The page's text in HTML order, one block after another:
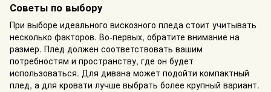
Советы по выбору
При выборе идеального вискозного пледа стоит учитывать
несколько факторов. Во-первых, обратите внимание на
размер. Плед должен соответствовать вашим
потребностям и пространству, где он будет
использоваться. Для дивана может подойти компактный
плед, а для кровати лучше выбрать более крупный вариант.